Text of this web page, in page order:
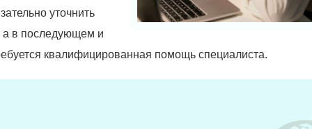
уточнить
а в последующем и
квалифицированная помощь специалиста.